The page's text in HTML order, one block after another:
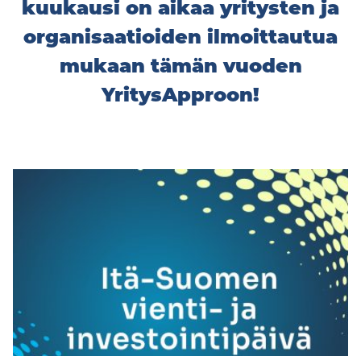
kuukausi on aikaa yritysten ja
organisaatioiden ilmoittautua
mukaan tämän vuoden
YritysApproon!